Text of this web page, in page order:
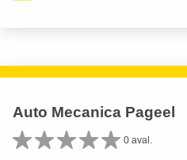
Auto Mecanica Pageel
0 aval.